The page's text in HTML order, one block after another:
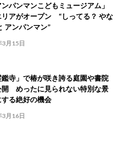
ンパンマンこどもミュージアム」
リアがオープン “しってる？ やな
アンパンマン”
3月15日
寺」で椿が咲き誇る庭園や書院
開 めったに見られない特別な景
る絶好の機会
3月16日